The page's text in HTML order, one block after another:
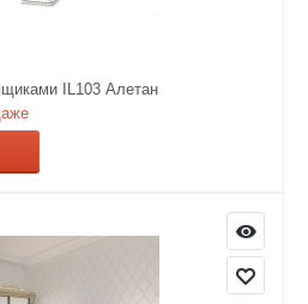
IL103 Алетан